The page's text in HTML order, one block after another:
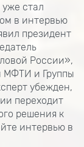
стал
в интервью
президент
России»,
МФТИ и Группы
убежден,
переходит
решения к
интервью в